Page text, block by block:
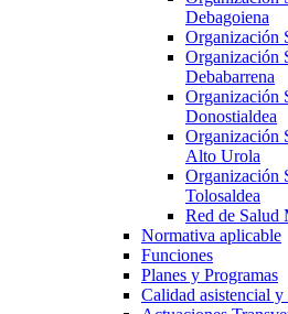
Debagoiena
Organización
Organización
Debabarrena
Organización
Donostialdea
Organización
Alto Urola
Organización
Tolosaldea
Red de Salud
Normativa aplicable
Funciones
Planes y Programas
Calidad asistencial